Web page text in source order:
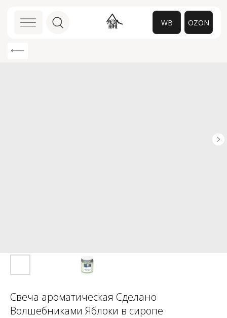
WB
Свеча ароматическая Сделано
Волшебниками Яблоки в сиропе